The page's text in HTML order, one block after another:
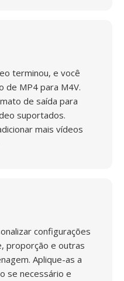
terminou, e você
de MP4 para M4V.
de saída para
suportados.
mais vídeos
configurações
proporção e outras
Aplique-as a
se necessário e